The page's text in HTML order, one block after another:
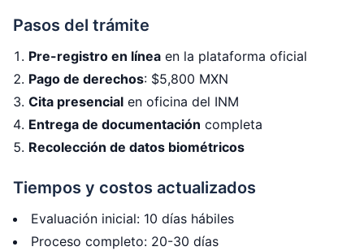
Pasos del trámite
Pre-registro en línea en la plataforma oficial
Pago de derechos: $5,800 MXN
Cita presencial en oficina del INM
Entrega de documentación completa
Recolección de datos biométricos
Tiempos y costos actualizados
Evaluación inicial: 10 días hábiles
Proceso completo: 20-30 días